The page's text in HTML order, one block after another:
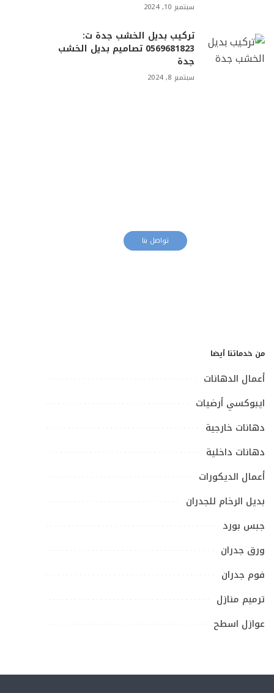
سبتمبر 10, 2024
تركيب بديل الخشب جدة ت:
0569681823 تصاميم بديل الخشب
جدة
سبتمبر 8, 2024
تواصل بنا
من خدماتنا أيضا
أعمال الدهانات
ايبوكسي أرضيات
دهانات خارجية
دهانات داخلية
أعمال الديكورات
بديل الرخام للجدران
جبس بورد
ورق جدران
فوم جدران
ترميم منازل
عوازل اسطح